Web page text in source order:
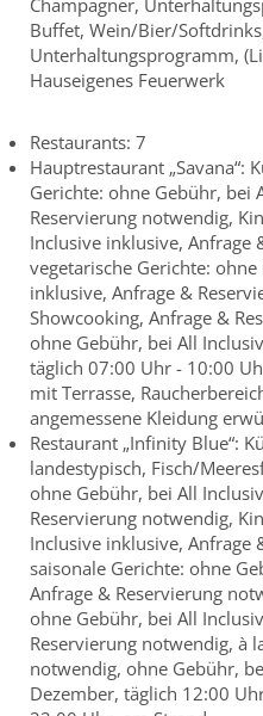
Buffet, Wein/Bier/
Unterhaltungsprogramm,
Hauseigenes Feuerwerk
Restaurants: 7
Hauptrestaurant „Savana“:
Gerichte: ohne Gebühr, bei
Reservierung notwendig,
Inclusive inklusive, Anfrage
vegetarische Gerichte:
inklusive, Anfrage &
Showcooking, Anfrage &
ohne Gebühr, bei All
täglich 07:00 Uhr - 10:00
mit Terrasse,
angemessene Kleidung
Restaurant „Infinity Blue“:
landestypisch, Fisch/
ohne Gebühr, bei All
Reservierung notwendig,
Inclusive inklusive, Anfrage
saisonale Gerichte: ohne
Anfrage & Reservierung
ohne Gebühr, bei All
Reservierung notwendig, à
notwendig, ohne Gebühr,
Dezember, täglich 12:00